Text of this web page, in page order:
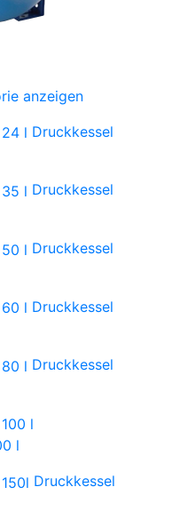
anzeigen
Druckkessel
Druckkessel
Druckkessel
Druckkessel
Druckkessel
l
Druckkessel